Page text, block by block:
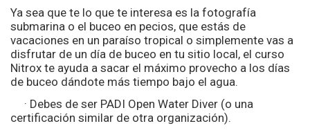
Ya sea que te lo que te interesa es la fotografía
submarina o el buceo en pecios, que estás de
vacaciones en un paraíso tropical o simplemente vas a
disfrutar de un día de buceo en tu sitio local, el curso
Nitrox te ayuda a sacar el máximo provecho a los días
de buceo dándote más tiempo bajo el agua.
· Debes de ser PADI Open Water Diver (o una
certificación similar de otra organización).